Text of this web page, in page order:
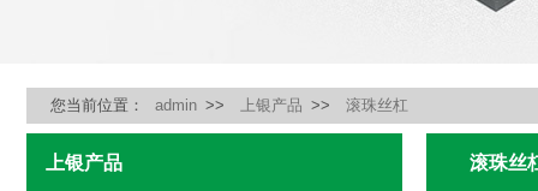
您当前位置： admin >> 上银产品 >> 滚珠丝杠
上银产品 滚珠丝